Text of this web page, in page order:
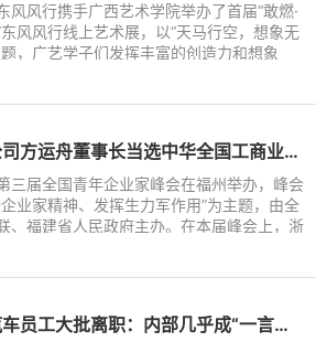
风风行携手广西艺术学院举办了首届“敢燃·
风风行线上艺术展，以“天马行空，想象无
题，广艺学子们发挥丰富的创造力和想象
景化内容赋予风行劲狮标和游艇耳目一新的
合众公司方运舟董事长当选中华全国工商业联合会青年企业家委员会委员
三届全国青年企业家峰会在福州举办，峰会
企业家精神、发挥生力军作用”为主题，由全
、福建省人民政府主办。在本届峰会上，浙
能源汽车有限公司创始人兼董事长方运舟当
长城汽车员工大批离职：内部几乎成“一言堂”，谁受得了层层汇报挨骂